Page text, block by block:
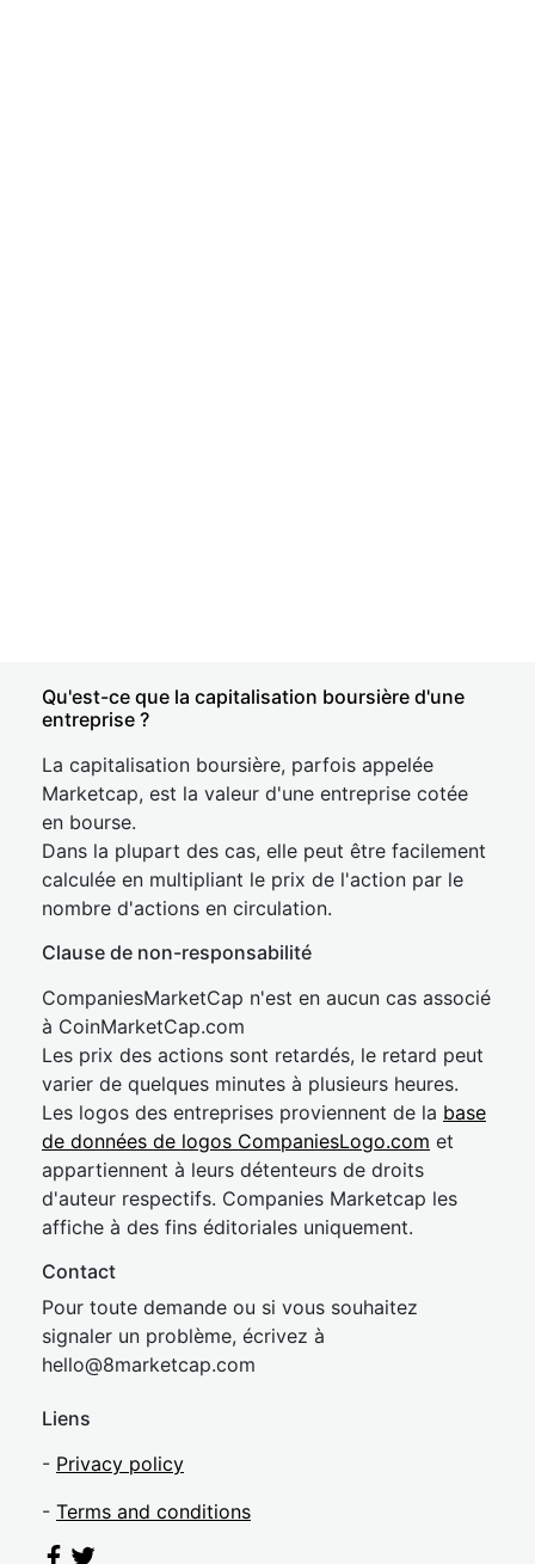
Qu'est-ce que la capitalisation boursière d'une
entreprise ?
La capitalisation boursière, parfois appelée
Marketcap, est la valeur d'une entreprise cotée
en bourse.
Dans la plupart des cas, elle peut être facilement
calculée en multipliant le prix de l'action par le
nombre d'actions en circulation.
Clause de non-responsabilité
CompaniesMarketCap n'est en aucun cas associé
à CoinMarketCap.com
Les prix des actions sont retardés, le retard peut
varier de quelques minutes à plusieurs heures.
Les logos des entreprises proviennent de la base
de données de logos CompaniesLogo.com et
appartiennent à leurs détenteurs de droits
d'auteur respectifs. Companies Marketcap les
affiche à des fins éditoriales uniquement.
Contact
Pour toute demande ou si vous souhaitez
signaler un problème, écrivez à
hello@8marketcap.com
Liens
- Privacy policy
- Terms and conditions